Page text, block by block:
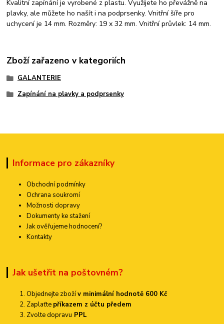
Kvalitní zapínání je vyrobené z plastu. Využijete ho převážně na
plavky, ale můžete ho našít i na podprsenky. Vnitřní šíře pro
uchycení je 14 mm. Rozměry: 19 x 32 mm. Vnitřní průvlek: 14 mm.
Zboží zařazeno v kategoriích
GALANTERIE
Zapínání na plavky a podprsenky
Informace pro zákazníky
Obchodní podmínky
Ochrana soukromí
Možnosti dopravy
Dokumenty ke stažení
Jak ověřujeme hodnocení?
Kontakty
Jak ušetřit na poštovném?
Objednejte zbožív minimální hodnotě 600 Kč
Zaplaťte příkazem z účtu předem
Zvolte dopravu PPL